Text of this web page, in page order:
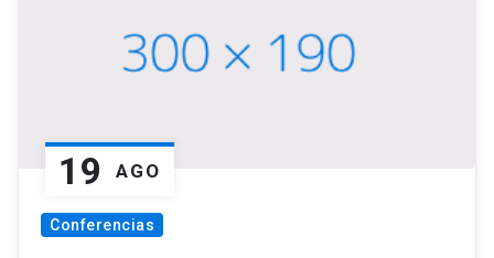
19 AGO
Conferencias